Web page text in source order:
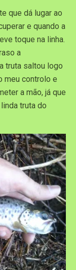
que dá lugar ao
e quando a
toque na linha.
a
truta saltou logo
meu controlo e
a mão, já que
truta do